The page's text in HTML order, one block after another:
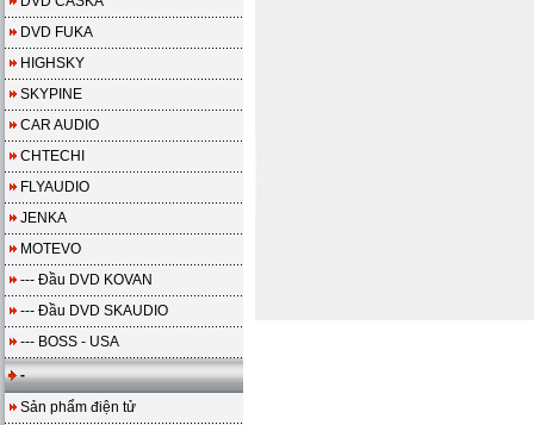
DVD FUKA
HIGHSKY
SKYPINE
CAR AUDIO
CHTECHI
FLYAUDIO
JENKA
MOTEVO
--- Đầu DVD KOVAN
--- Đầu DVD SKAUDIO
--- BOSS - USA
-
Sản phẩm điện tử